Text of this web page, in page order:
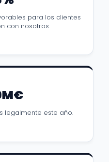
para los clientes
con nosotros.
legalmente este año.